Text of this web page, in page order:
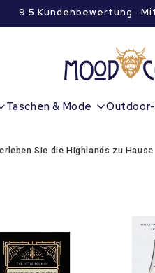
9.5 Kundenbewertung ·
Taschen & Mode
Sie die Highlands zu Hause